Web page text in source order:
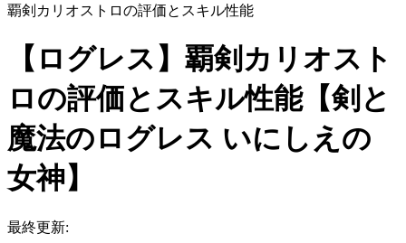
覇剣カリオストロの評価とスキル性能
【ログレス】覇剣カリオスト
ロの評価とスキル性能【剣と
魔法のログレス いにしえの
女神】
最終更新: